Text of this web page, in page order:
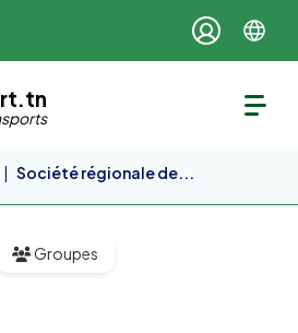
Société régionale de...
Groupes